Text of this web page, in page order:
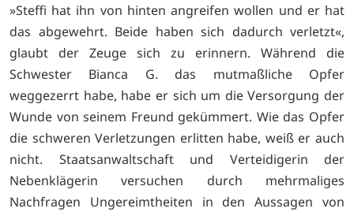
»Steffi hat ihn von hinten angreifen wollen und er hat
das abgewehrt. Beide haben sich dadurch verletzt«,
glaubt der Zeuge sich zu erinnern. Während die
Schwester Bianca G. das mutmaßliche Opfer
weggezerrt habe, habe er sich um die Versorgung der
Wunde von seinem Freund gekümmert. Wie das Opfer
die schweren Verletzungen erlitten habe, weiß er auch
nicht. Staatsanwaltschaft und Verteidigerin der
Nebenklägerin versuchen durch mehrmaliges
Nachfragen Ungereimtheiten in den Aussagen von